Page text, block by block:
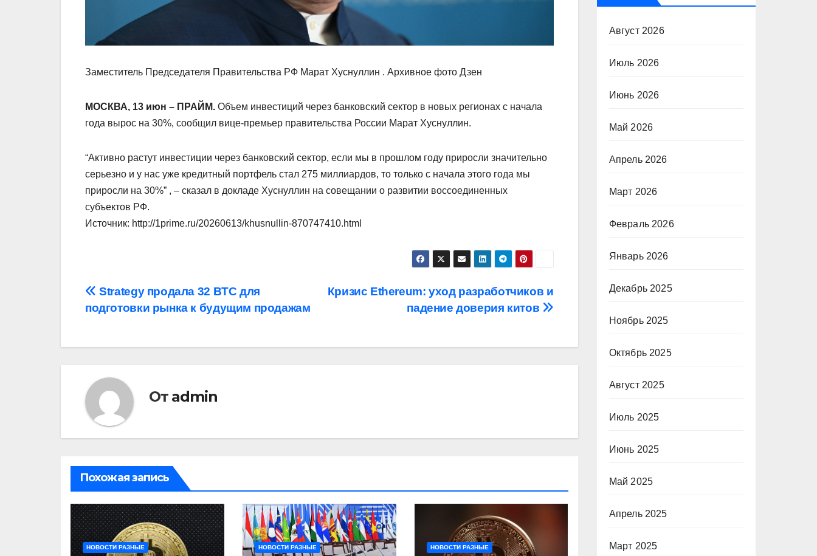
Заместитель Председателя Правительства РФ Марат Хуснуллин . Архивное фото Дзен
МОСКВА, 13 июн – ПРАЙМ. Объем инвестиций через банковский сектор в новых регионах с начала
года вырос на 30%, сообщил вице-премьер правительства России Марат Хуснуллин.
“Активно растут инвестиции через банковский сектор, если мы в прошлом году приросли значительно
серьезно и у нас уже кредитный портфель стал 275 миллиардов, то только с начала этого года мы
приросли на 30%” , – сказал в докладе Хуснуллин на совещании о развитии воссоединенных
субъектов РФ.
Источник: http://1prime.ru/20260613/khusnullin-870747410.html
Навигация
по
записям
Кризис Ethereum: уход разработчиков и
падение доверия китов
Strategy продала 32 BTC для
подготовки рынка к будущим продажам
От admin
Похожая запись
НОВОСТИ РАЗНЫЕ НОВОСТИ РАЗНЫЕ НОВОСТИ РАЗНЫЕ
Август 2026
Июль 2026
Июнь 2026
Май 2026
Апрель 2026
Март 2026
Февраль 2026
Январь 2026
Декабрь 2025
Ноябрь 2025
Октябрь 2025
Август 2025
Июль 2025
Июнь 2025
Май 2025
Апрель 2025
Март 2025